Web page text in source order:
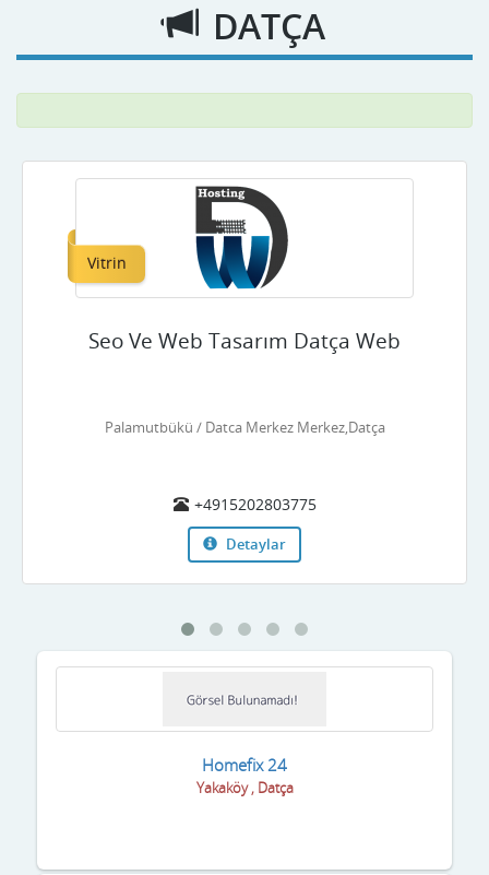
DATÇA
Vitrin
Seo Ve Web Tasarım Datça Web
Palamutbükü / Datca Merkez Merkez,Datça
+4915202803775
Detaylar
Homefix 24
Yakaköy , Datça